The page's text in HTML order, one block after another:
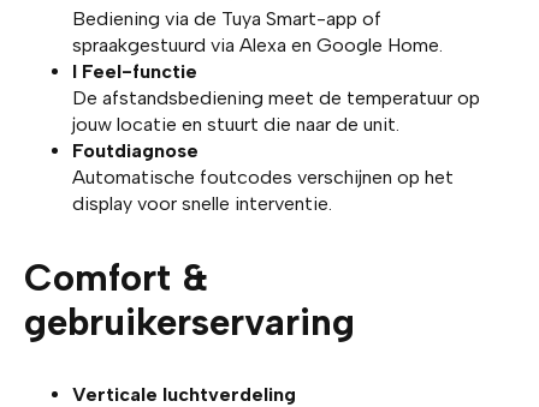
Bediening via de Tuya Smart-app of
spraakgestuurd via Alexa en Google Home.
I Feel-functie
De afstandsbediening meet de temperatuur op
jouw locatie en stuurt die naar de unit.
Foutdiagnose
Automatische foutcodes verschijnen op het
display voor snelle interventie.
Comfort &
gebruikerservaring
Verticale luchtverdeling